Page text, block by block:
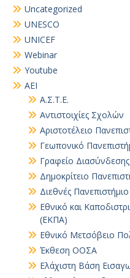
Uncategorized
UNESCO
UNICEF
Webinar
Youtube
ΑΕΙ
Α.Σ.Τ.Ε.
Αντιστοιχίες Σχολών
Αριστοτέλειο
Γεωπονικό
Γραφείο
Δημοκρίτειο
Διεθνές
Εθνικό και
(ΕΚΠΑ)
Εθνικό Μετσόβειο
Έκθεση ΟΟΣΑ
Ελάχιστη Βάση